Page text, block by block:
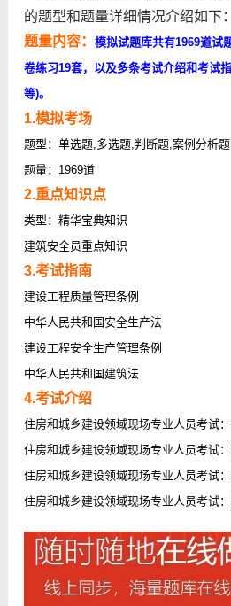
的题型和题量详细情况介绍如下：
题量内容： 模拟试题库共有1969道试
卷练习19套，以及多条考试介绍和考试
等)。
1.模拟考场
题型：单选题,多选题,判断题,案例分析
题量：1969道
2.重点知识点
类型：精华宝典知识
建筑安全员重点知识
3.考试指南
建设工程质量管理条例
中华人民共和国安全生产法
建设工程安全生产管理条例
中华人民共和国建筑法
4.考试介绍
住房和城乡建设领域现场专业人员考试
住房和城乡建设领域现场专业人员考试
住房和城乡建设领域现场专业人员考试
住房和城乡建设领域现场专业人员考试